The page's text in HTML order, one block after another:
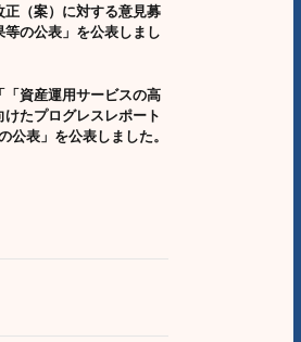
正（案）に対する意見募
等の公表」を公表しまし
「資産運用サービスの高
けたプログレスレポート
公表」を公表しました。